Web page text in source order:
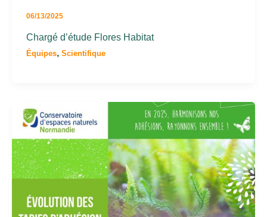
06/13/2025
Chargé d’étude Flores Habitat
Équipes, Scientifique